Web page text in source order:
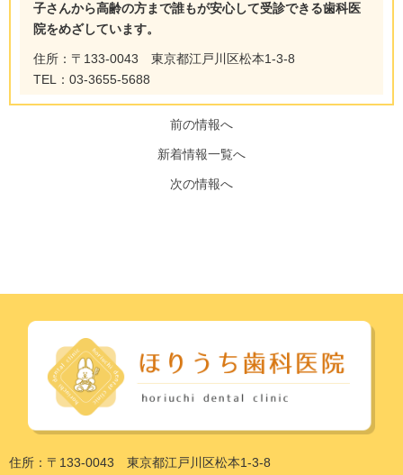
子さんから高齢の方まで誰もが安心して受診できる歯科医
院をめざしています。
住所：〒133-0043 東京都江戸川区松本1-3-8
TEL：03-3655-5688
前の情報へ
新着情報一覧へ
次の情報へ
住所：〒133-0043 東京都江戸川区松本1-3-8